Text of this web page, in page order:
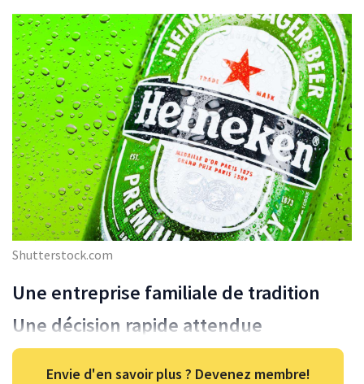
Shutterstock.com
Une entreprise familiale de tradition
Une décision rapide attendue
Envie d'en savoir plus ? Devenez membre!